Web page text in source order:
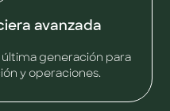
avanzada
generación para
y operaciones.